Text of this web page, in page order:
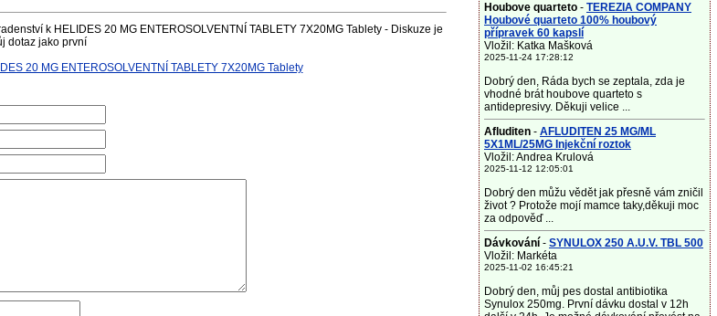
k HELIDES 20 MG ENTEROSOLVENTNÍ TABLETY 7X20MG Tablety - Diskuze je
dotaz jako první
20 MG ENTEROSOLVENTNÍ TABLETY 7X20MG Tablety
Houbove quarteto - TEREZIA COMPANY
Houbové quarteto 100% houbový
přípravek 60 kapslí
Vložil: Katka Mašková
2025-11-24 17:28:12
Dobrý den, Ráda bych se zeptala, zda je
vhodné brát houbove quarteto s
antidepresivy. Děkuji velice ...
Afluditen - AFLUDITEN 25 MG/ML
5X1ML/25MG Injekční roztok
Vložil: Andrea Krulová
2025-11-12 12:05:01
Dobrý den můžu vědět jak přesně vám zničil
život ? Protože mojí mamce taky,děkuji moc
za odpověď ...
Dávkování - SYNULOX 250 A.U.V. TBL 500
Vložil: Markéta
2025-11-02 16:45:21
Dobrý den, můj pes dostal antibiotika
Synulox 250mg. První dávku dostal v 12h